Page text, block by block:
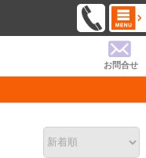
お問合せ